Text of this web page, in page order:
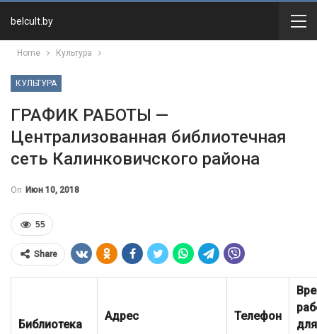
belcult.by
Home Культура
КУЛЬТУРА
ГРАФИК РАБОТЫ —
Централизованная библиотечная
сеть Калинковичского района
On Июн 10, 2018
55
Share
Библиотека
Адрес Телефон
для